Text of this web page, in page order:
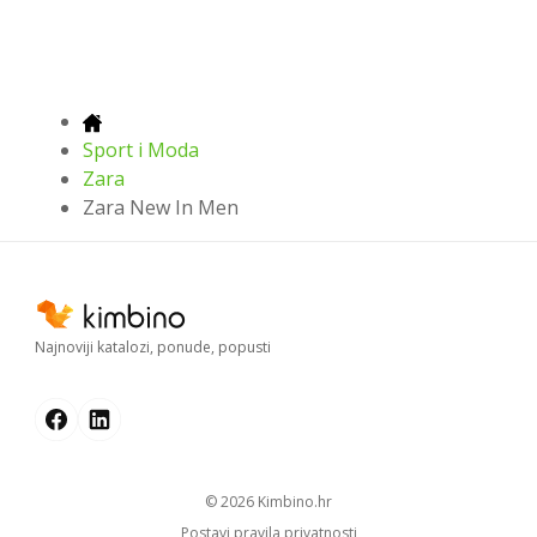
Sport i Moda
Zara
Zara New In Men
Najnoviji katalozi, ponude, popusti
© 2026
kimbino.hr